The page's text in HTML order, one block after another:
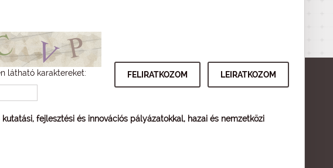
látható karaktereket:
fejlesztési és innovációs pályázatokkal, hazai és nemzetközi